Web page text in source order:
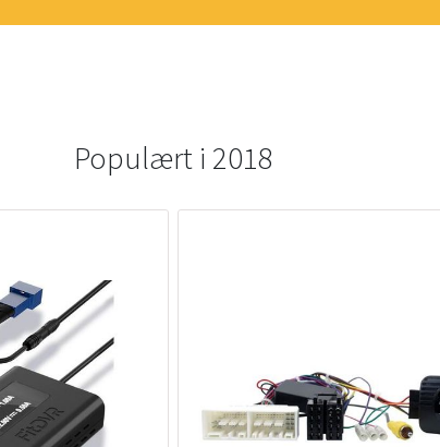
Populært i 2018